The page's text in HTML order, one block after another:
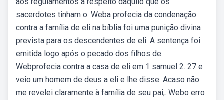
sacerdotes tinham o. Weba profecia da condenação
contra a família de eli na bíblia foi uma punição divina
prevista para os descendentes de eli. A sentença foi
emitida logo após o pecado dos filhos de.
Webprofecia contra a casa de eli em 1 samuel 2. 27 e
veio um homem de deus a eli e lhe disse: Acaso não
me revelei claramente à família de seu pai,. Webo erro